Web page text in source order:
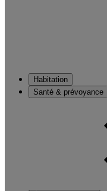
Habitation
Santé & prévoyance